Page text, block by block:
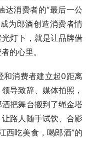
达消费者的“最后一公
为郎酒创造消费者情
灯下，就是让品牌借
的心里。
和消费者建立起0距离
导致辞、媒体拍照，
把舞台搬到了绳金塔
路人随手试饮、合影
西吃美食，喝郎酒”的